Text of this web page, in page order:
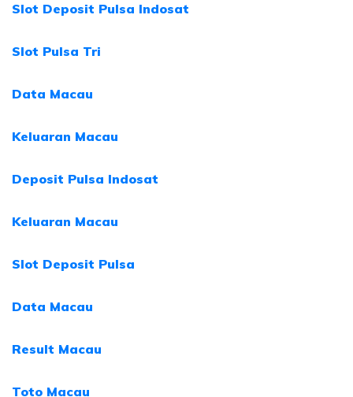
Slot Deposit Pulsa Indosat
Slot Pulsa Tri
Data Macau
Keluaran Macau
Deposit Pulsa Indosat
Keluaran Macau
Slot Deposit Pulsa
Data Macau
Result Macau
Toto Macau